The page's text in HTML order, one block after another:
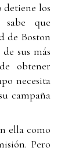
detiene los
sabe que
de Boston
sus más
obtener
necesita
campaña
ella como
Pero